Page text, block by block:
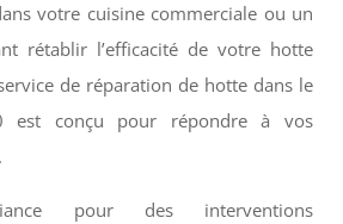
votre cuisine commerciale ou un
rétablir l’efficacité de votre hotte
de réparation de hotte dans le
est conçu pour répondre à vos
pour des interventions